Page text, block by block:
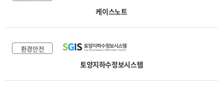
케이스노트
환경안전
토양지하수정보시스템